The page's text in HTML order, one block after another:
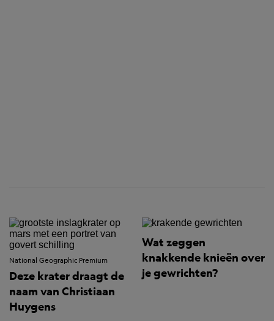
National Geographic Premium
Deze krater draagt de
naam van Christiaan
Huygens
Wat zeggen
knakkende knieën over
je gewrichten?